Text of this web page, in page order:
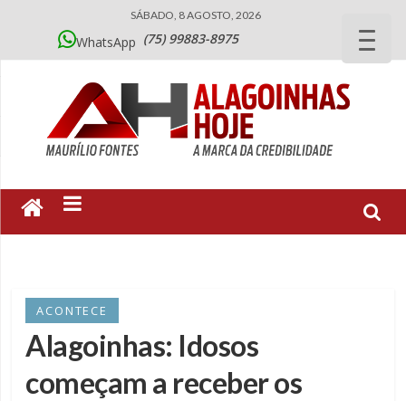
SÁBADO, 8 AGOSTO, 2026
WhatsApp (75) 99883-8975
ACONTECE
Alagoinhas: Idosos
começam a receber os